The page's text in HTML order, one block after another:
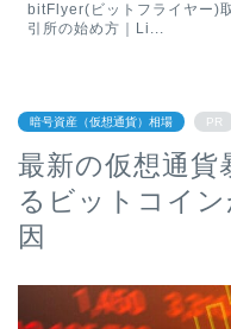
bitFlyer(ビットフライヤー)
引所の始め方｜Li...
暗号資産（仮想通貨）相場 PR
最新の仮想通貨
るビットコイ
因